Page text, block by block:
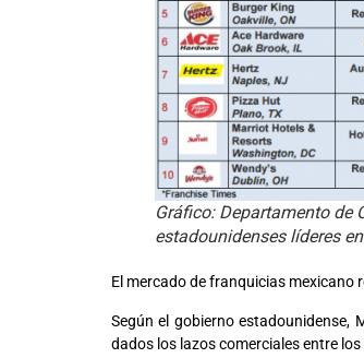
Gráfico: Departamento de
estadounidenses líderes
El mercado de franquicias mexicano
Según el gobierno estadounidense,
dados los lazos comerciales entre